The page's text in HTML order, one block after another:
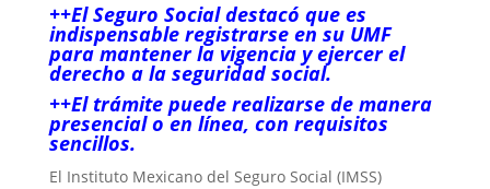
++El Seguro Social destacó que es
indispensable registrarse en su UMF
para mantener la vigencia y ejercer el
derecho a la seguridad social.
++El trámite puede realizarse de manera
presencial o en línea, con requisitos
sencillos.
El Instituto Mexicano del Seguro Social (IMSS)